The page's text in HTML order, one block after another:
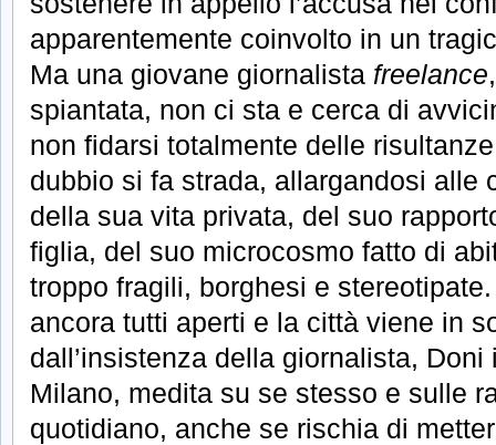
apparentemente coinvolto in un
Ma una giovane giornalista freelance
spiantata, non ci sta e cerca di
non fidarsi totalmente delle
dubbio si fa strada, allargandosi alle
della sua vita privata, del suo
figlia, del suo microcosmo fatto di
troppo fragili, borghesi e
ancora tutti aperti e la città viene in
dall’insistenza della giornalista, Doni
Milano, medita su se stesso e sulle
quotidiano, anche se rischia di